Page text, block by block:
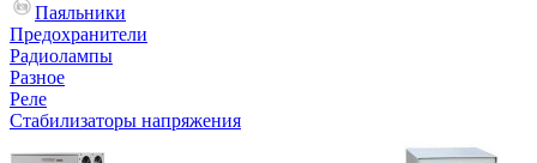
Паяльники
Предохранители
Радиолампы
Разное
Реле
Стабилизаторы напряжения